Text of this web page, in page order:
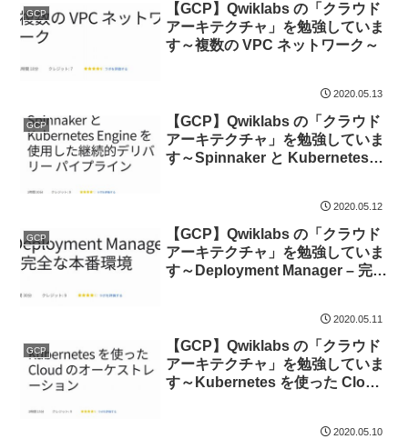
GCP
【GCP】Qwiklabs の「クラウド
アーキテクチャ」を勉強していま
す～複数の VPC ネットワーク～
2020.05.13
GCP
【GCP】Qwiklabs の「クラウド
アーキテクチャ」を勉強していま
す～Spinnaker と Kubernetes
2020.05.12
GCP
【GCP】Qwiklabs の「クラウド
アーキテクチャ」を勉強していま
す～Deployment Manager – 完全
2020.05.11
GCP
【GCP】Qwiklabs の「クラウド
アーキテクチャ」を勉強していま
す～Kubernetes を使った Cloud
2020.05.10